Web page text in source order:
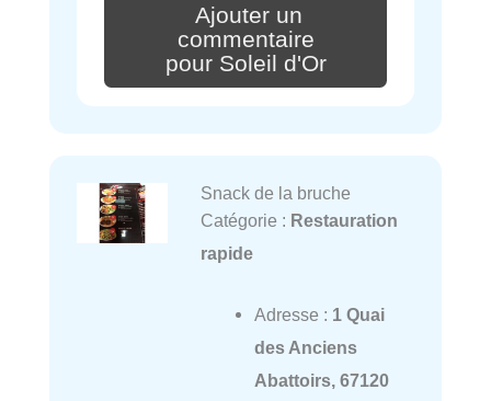
Ajouter un
commentaire
pour Soleil d'Or
Snack de la bruche
Catégorie : Restauration
rapide
Adresse : 1 Quai
des Anciens
Abattoirs, 67120